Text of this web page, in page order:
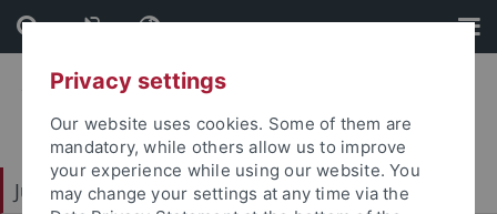
Skip
to
content
Skip
to
footer
Juristische Fakultät
Privacy settings
Our website uses cookies. Some of them are
mandatory, while others allow us to improve
your experience while using our website. You
may change your settings at any time via the